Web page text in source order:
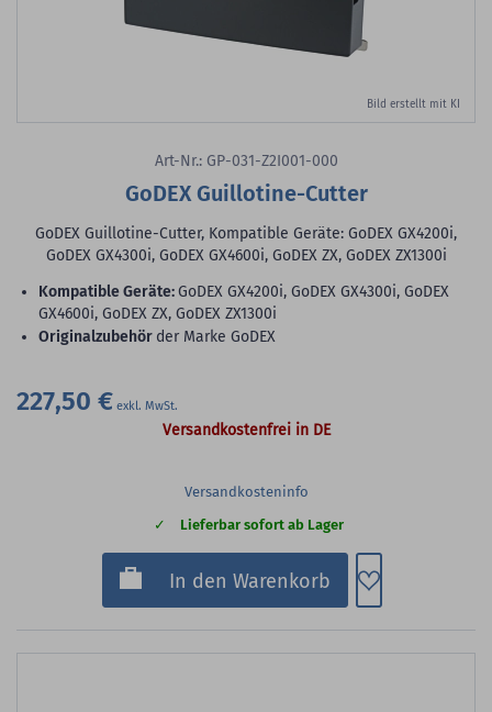
Bild erstellt mit KI
Art-Nr.: GP-031-Z2I001-000
GoDEX Guillotine-Cutter
GoDEX Guillotine-Cutter, Kompatible Geräte: GoDEX GX4200i,
GoDEX GX4300i, GoDEX GX4600i, GoDEX ZX, GoDEX ZX1300i
Kompatible Geräte:GoDEX GX4200i, GoDEX GX4300i, GoDEX
GX4600i, GoDEX ZX, GoDEX ZX1300i
Originalzubehör der Marke GoDEX
227,50 €
Versandkostenfrei in DE
Versandkosteninfo
Lieferbar sofort ab Lager
In den Warenkorb Zum